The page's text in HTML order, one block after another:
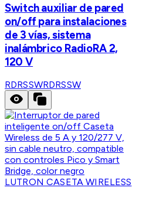
Switch auxiliar de pared
on/off para instalaciones
de 3 vías, sistema
inalámbrico RadioRA 2,
120 V
RDRSSWRDRSSW
LUTRON CASETA WIRELESS